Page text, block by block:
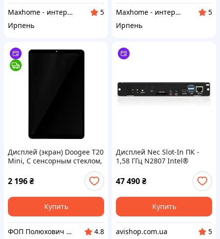
Maxhome - интернет магазин
5
Ирпень
Maxhome - интернет магазин
5
Ирпень
Дисплей (экран) Doogee T20
Mini, С сенсорным стеклом,
2 196₴
Купить
ФОП Полюхович Л.Г.
4.8
Дисплей Nec Slot-In ПК -
1,58 ГГц N2807 Intel®
Celeron® 2.16 4 ГБ DDR3-
SDRAM (100014120)
47 490₴
Купить
avishop.com.ua
5